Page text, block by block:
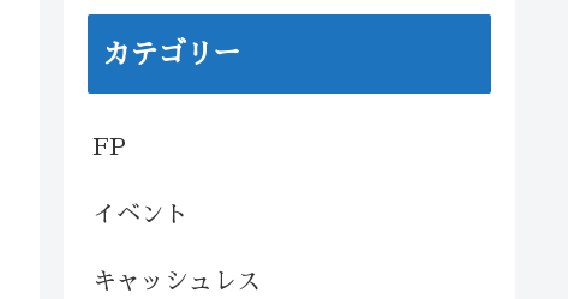
カテゴリー
FP
イベント
キャッシュレス